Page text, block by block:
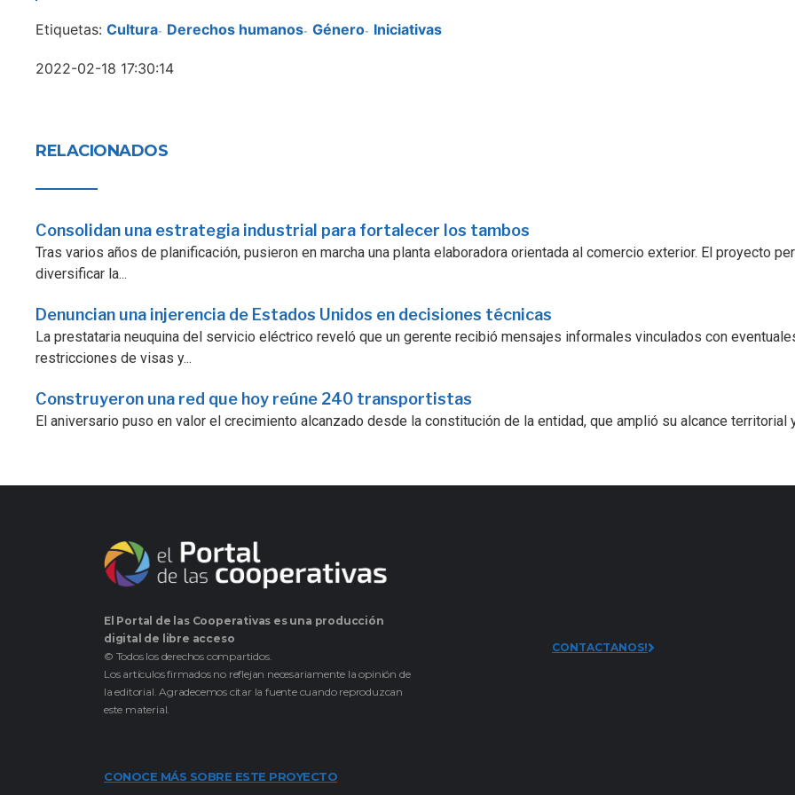
Etiquetas: Cultura- Derechos humanos- Género- Iniciativas
2022-02-18 17:30:14
RELACIONADOS
Consolidan una estrategia industrial para fortalecer los tambos
Tras varios años de planificación, pusieron en marcha una planta elaboradora orientada al comercio exterior. El proyecto
diversificar la...
Denuncian una injerencia de Estados Unidos en decisiones técnicas
La prestataria neuquina del servicio eléctrico reveló que un gerente recibió mensajes informales vinculados con
restricciones de visas y...
Construyeron una red que hoy reúne 240 transportistas
El aniversario puso en valor el crecimiento alcanzado desde la constitución de la entidad, que amplió su alcance territorial
El Portal de las Cooperativas es una producción
digital de libre acceso
© Todos los derechos compartidos.
Los artículos firmados no reflejan necesariamente la opinión de
la editorial. Agradecemos citar la fuente cuando reproduzcan
este material.
CONOCE MÁS SOBRE ESTE PROYECTO
CONTACTANOS!